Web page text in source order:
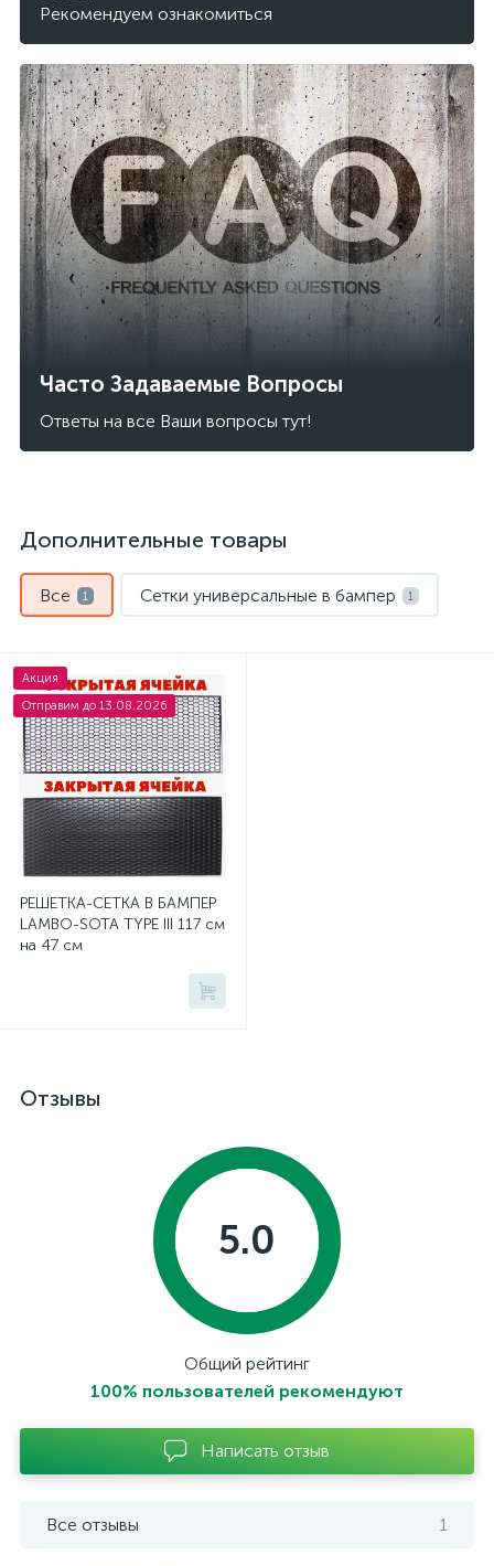
Рекомендуем ознакомиться
Часто Задаваемые Вопросы
Ответы на все Ваши вопросы тут!
Дополнительные товары
Все 1 Сетки универсальные в бампер 1
Акция
Отправим до 13.08.2026
РЕШЕТКА-СЕТКА В БАМПЕР
LAMBO-SOTA TYPE III 117 см
на 47 см
Отзывы
5.0
Общий рейтинг
100% пользователей рекомендуют
Написать отзыв
Все отзывы 1